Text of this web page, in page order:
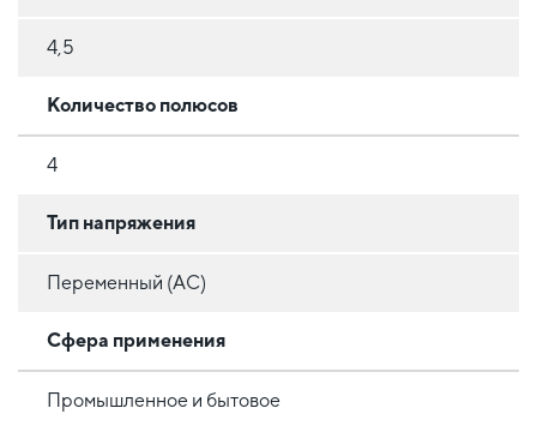
4,5
Количество полюсов
4
Тип напряжения
Переменный (AC)
Сфера применения
Промышленное и бытовое